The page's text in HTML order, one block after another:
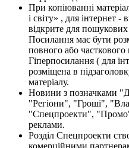
При копіюванні
і світу» , для інтернет
відкрите для
Посилання має бути
повного або часткового
Гіперпосилання ( для
розміщена в
матеріалу.
Новини з позначками
"Регіони", "Гроші",
"Спецпроекти",
реклами.
Розділ Спецпроекти
комерційними